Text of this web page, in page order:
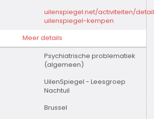
uilenspiegel.net/activiteiten/
uilenspiegel-kempen
Meer details
Psychiatrische problematiek
(algemeen)
UilenSpiegel - Leesgroep
Nachtuil
Brussel